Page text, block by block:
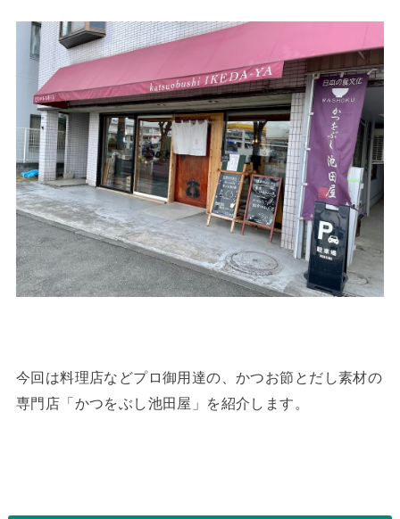
今回は料理店などプロ御用達の、かつお節とだし素材の
専門店「かつをぶし池田屋」を紹介します。